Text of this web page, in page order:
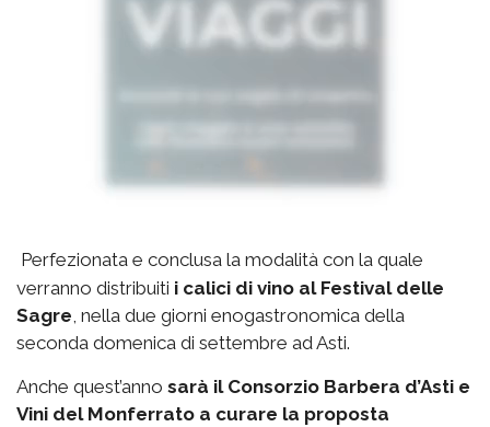
Perfezionata e conclusa la modalità con la quale
verranno distribuiti i calici di vino al Festival delle
Sagre, nella due giorni enogastronomica della
seconda domenica di settembre ad Asti.
Anche quest’anno sarà il Consorzio Barbera d’Asti e
Vini del Monferrato a curare la proposta